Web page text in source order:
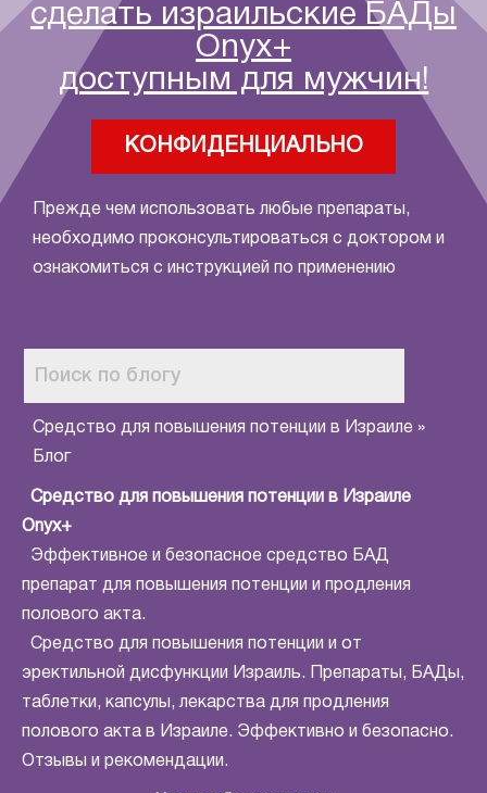
сделать израильские БАДы
Onyx+
доступным для мужчин!
КОНФИДЕНЦИАЛЬНО
Прежде чем использовать любые препараты,
необходимо проконсультироваться с доктором и
ознакомиться с инструкцией по применению
Средство для повышения потенции в Израиле »
Блог
Средство для повышения потенции в Израиле
Onyx+
Эффективное и безопасное средство БАД
препарат для повышения потенции и продления
полового акта.
Средство для повышения потенции и от
эректильной дисфункции Израиль. Препараты, БАДы,
таблетки, капсулы, лекарства для продления
полового акта в Израиле. Эффективно и безопасно.
Отзывы и рекомендации.